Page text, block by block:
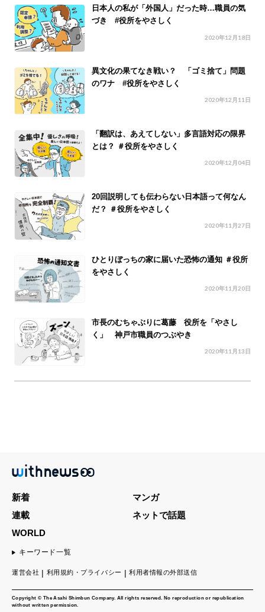
日本人の私が「外国人」だった時…職員の気
づき #役所をやさしく
2020年12月18日
異文化の果てなき戦い？ 「ゴミ捨て」問題
のワナ #役所をやさしく
2020年12月11日
「翻訳は、あえてしない」多言語対応の限界
とは？ ＃役所をやさしく
2020年12月04日
20回説明しても伝わらない日本語って何なん
だ？ ＃役所をやさしく
2020年11月27日
ひとりぼっちの家に届いた恐怖の通知 ＃役所
をやさしく
2020年11月20日
市長のむちゃぶりに葛藤 役所を「やさし
く」 神戸市職員のつぶやき
2020年11月13日
Copyright © The Asahi Shimbun Company. All rights reserved. No reproduction or republication
without written permission.
新着
マンガ
連載
ネットで話題
WORLD
キーワード一覧
運営会社 利用規約・プライバシー 利用者情報の外部送信